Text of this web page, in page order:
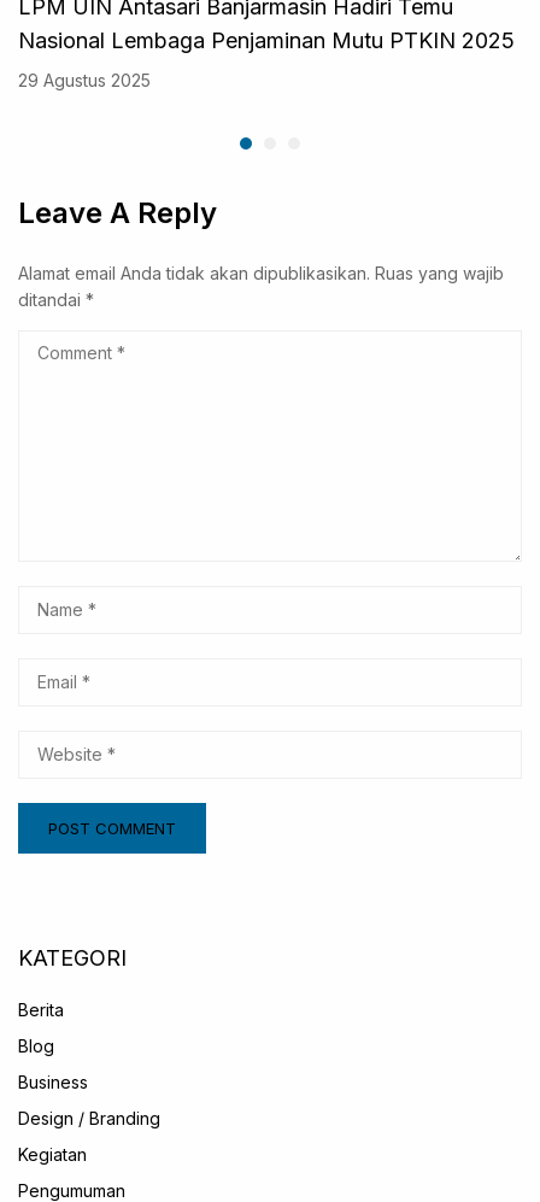
LPM UIN Antasari Banjarmasin Hadiri Temu
Nasional Lembaga Penjaminan Mutu PTKIN 2025
29 Agustus 2025
Leave A Reply
Alamat email Anda tidak akan dipublikasikan. Ruas yang wajib
ditandai *
KATEGORI
Berita
Blog
Business
Design / Branding
Kegiatan
Pengumuman